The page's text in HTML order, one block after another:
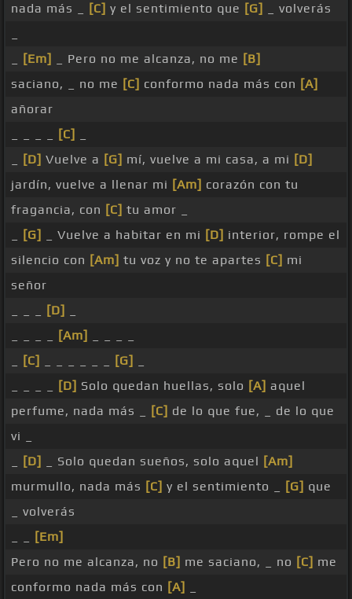
nada más _
[C] y el sentimiento que [G]
_ volverás
[Em] _ Pero no me alcanza, no me [B]
saciano, _ no me [C] conformo nada más con [A]
añorar
[C]
[D] Vuelve a [G] mí, vuelve a mi casa, a mi [D]
jardín, vuelve a llenar mi [Am] corazón con tu
fragancia, con [C] tu amor _
[G] _ Vuelve a habitar en mi [D] interior, rompe el
silencio con [Am] tu voz y no te apartes [C] mi
señor
[D]
[Am]
[C] [G]
[D] Solo quedan huellas, solo [A] aquel
perfume, nada más _
[C] de lo que fue, _ de lo que
vi _
[D] _ Solo quedan sueños, solo aquel [Am]
murmullo, nada más [C] y el sentimiento _ [G] que
_ volverás
[Em]
Pero no me alcanza, no [B] me saciano, _ no [C] me
conformo nada más con [A]